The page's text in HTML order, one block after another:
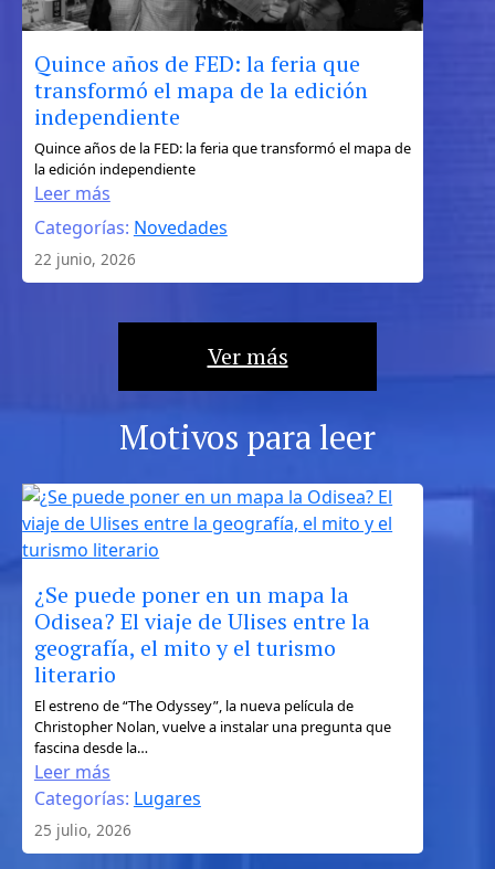
Quince años de FED: la feria que
transformó el mapa de la edición
independiente
Quince años de la FED: la feria que transformó el mapa de
la edición independiente
Leer más
:
Quince
años
de
FED:
la
edición
independiente
Categorías: Novedades
22 junio, 2026
Ver más
Motivos para leer
¿Se puede poner en un mapa la
Odisea? El viaje de Ulises entre la
geografía, el mito y el turismo
literario
El estreno de “The Odyssey”, la nueva película de
Christopher Nolan, vuelve a instalar una pregunta que
fascina desde la…
Leer más
:
¿Se
puede
poner
un
Categorías: Lugares
25 julio, 2026